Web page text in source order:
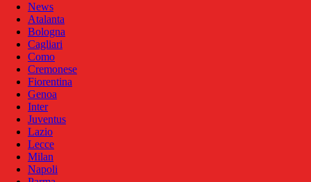
News
Atalanta
Bologna
Cagliari
Como
Cremonese
Fiorentina
Genoa
Inter
Juventus
Lazio
Lecce
Milan
Napoli